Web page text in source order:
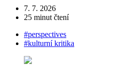
7. 7. 2026
25 minut čtení
#perspectives
#kulturní kritika